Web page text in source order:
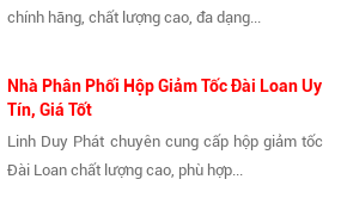
chính hãng, chất lượng cao, đa dạng...
Nhà Phân Phối Hộp Giảm Tốc Đài Loan Uy
Tín, Giá Tốt
Linh Duy Phát chuyên cung cấp hộp giảm tốc
Đài Loan chất lượng cao, phù hợp...